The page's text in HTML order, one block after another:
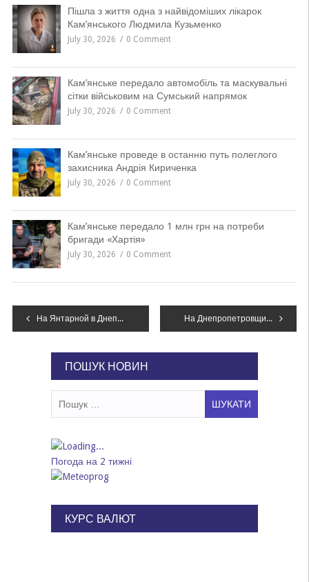
Пішла з життя одна з найвідоміших лікарок
Кам’янського Людмила Кузьменко
July 30, 2026 0 Comment
Кам’янське передало автомобіль та маскувальні
сітки військовим на Сумський напрямок
July 30, 2026 0 Comment
Кам’янське проведе в останню путь полеглого
захисника Андрія Кириченка
July 30, 2026 0 Comment
Кам’янське передало 1 млн грн на потреби
бригади «Хартія»
July 30, 2026 0 Comment
Навігація
На Янтарной в Днепре случилось тройное ДТП, движение затруднено, – ФОТО На Днепропетровщине мужчину, насиловавшего свою дочь два года, приговорили к 14-ти годам тюрьмы
ПОШУК НОВИН
Погода на 2 тижні
КУРС ВАЛЮТ